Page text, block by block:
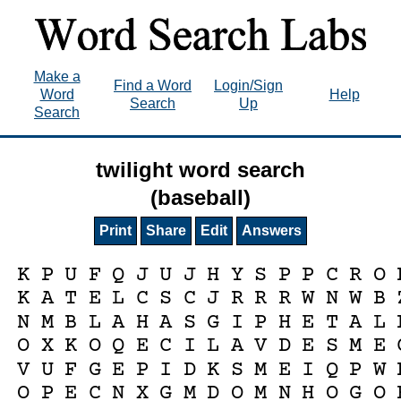
Make a
Word
Search
Find a Word
Search
Login/Sign
Up
Help
twilight word search
(baseball)
Print Share Edit Answers
K P U F Q J U J H Y S P P C R O
K A T E L C S C J R R R W N W B
N M B L A H A S G I P H E T A L
O X K O Q E C I L A V D E S M E
V U F G E P I D K S M E I Q P W
O P E C N X G M D O M N H O G O